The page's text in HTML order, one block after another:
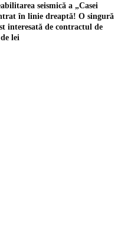
seismică a „Casei
în linie dreaptă! O singură
interesată de contractul de
lei